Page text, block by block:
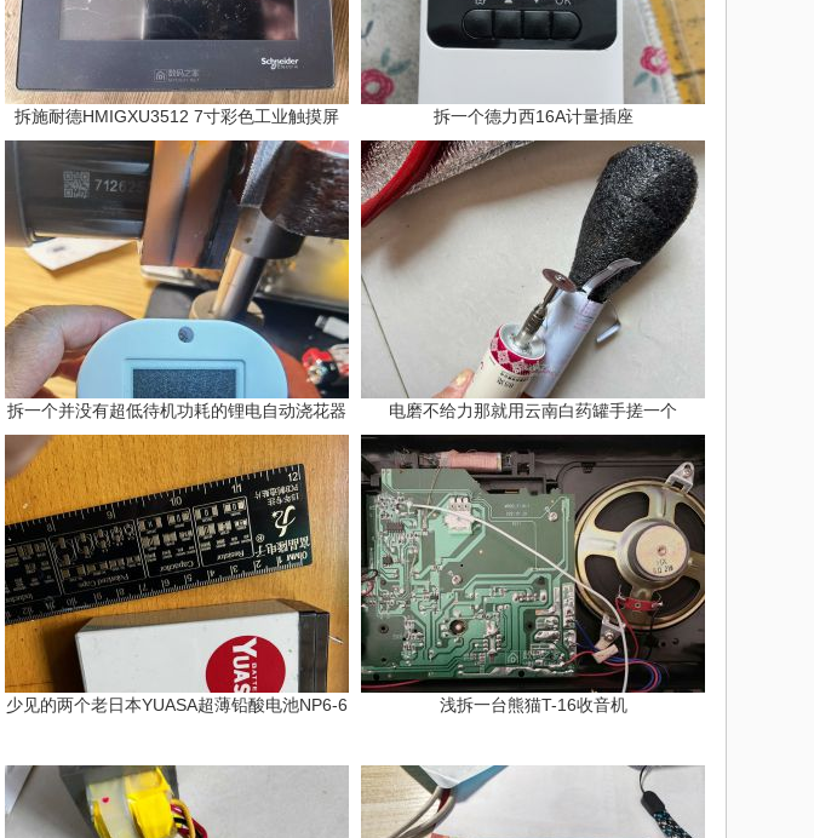
拆施耐德HMIGXU3512 7寸彩色工业触摸屏 拆一个德力西16A计量插座
拆一个并没有超低待机功耗的锂电自动浇花器 电磨不给力那就用云南白药罐手搓一个
少见的两个老日本YUASA超薄铅酸电池NP6-6 浅拆一台熊猫T-16收音机